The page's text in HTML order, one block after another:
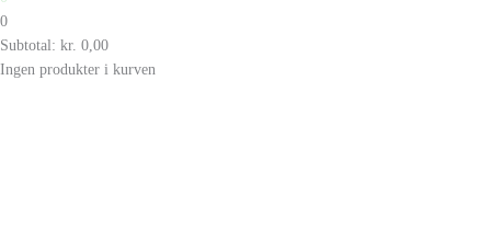
0
Subtotal: kr. 0,00
Ingen produkter i kurven